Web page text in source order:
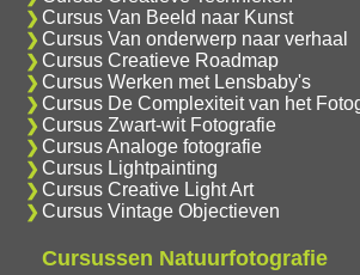
Cursus Van Beeld naar Kunst
Cursus Van onderwerp naar verhaal
Cursus Creatieve Roadmap
Cursus Werken met Lensbaby's
Cursus De Complexiteit van het
Cursus Zwart-wit Fotografie
Cursus Analoge fotografie
Cursus Lightpainting
Cursus Creative Light Art
Cursus Vintage Objectieven
Cursussen Natuurfotografie